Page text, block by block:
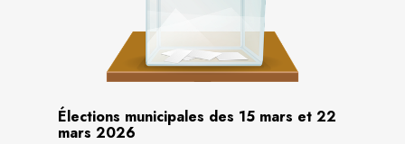
Élections municipales des 15 mars et 22
mars 2026